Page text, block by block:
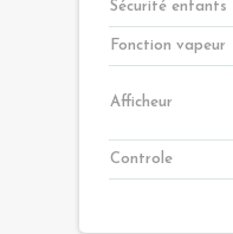
Sécurité enfants
Fonction vapeur
Afficheur
Controle